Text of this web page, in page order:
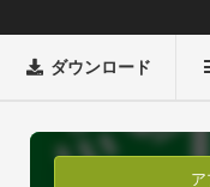
てしまったことはあり
ありませんか？そんな
たくない方にぜひお勧
ダウンロード